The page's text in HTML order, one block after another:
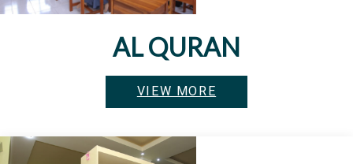
AL QURAN
VIEW MORE